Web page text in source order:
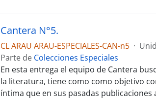
Cantera N°5.
CL ARAU ARAU-ESPECIALES-CAN-n5 ·
Parte de Colecciones Especiales
En esta entrega el equipo de Cantera
la literatura, tiene como como objetivo
íntima que en sus pasadas publicaciones